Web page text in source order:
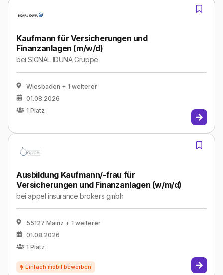
Kaufmann für Versicherungen und
Finanzanlagen (m/w/d)
beiSIGNAL IDUNA Gruppe
Wiesbaden + 1 weiterer
01.08.2026
1 Platz
Ausbildung Kaufmann/-frau für
Versicherungen und Finanzanlagen (w/m/d)
beiappel insurance brokers gmbh
55127 Mainz + 1 weiterer
01.08.2026
1 Platz